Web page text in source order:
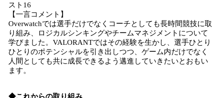
スト16
【一言コメント】
Overwatchでは選手だけでなくコーチとしても長時間競技に取
り組み、ロジカルシンキングやチームマネジメントについて
学びました。VALORANTではその経験を生かし、選手ひとり
ひとりのポテンシャルを引き出しつつ、ゲーム内だけでなく
人間としても共に成長できるよう邁進していきたいとおもい
ます。